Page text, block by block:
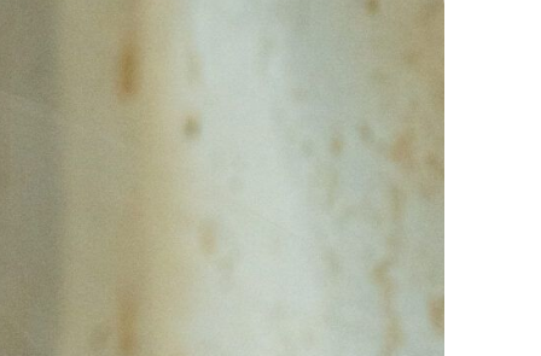
aanvragen
& vrijblijvend. Binnen